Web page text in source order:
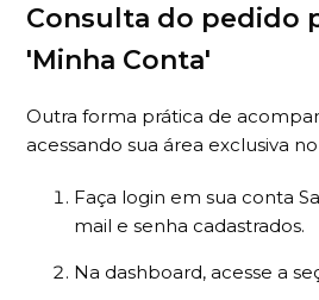
Consulta do pedido
'Minha Conta'
Outra forma prática de
acessando sua área exclusiva
Faça login em sua conta
mail e senha cadastrados.
Na dashboard, acesse a